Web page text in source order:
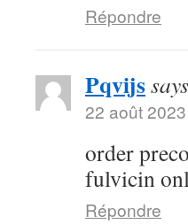
Répondre
Pqvijs
22 août
order
fulvicin
Répondre